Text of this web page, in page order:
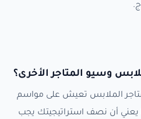
وسيو المتاجر الأخرى؟
الملابس تعيش على مواسم
أن نصف استراتيجيتك يجب